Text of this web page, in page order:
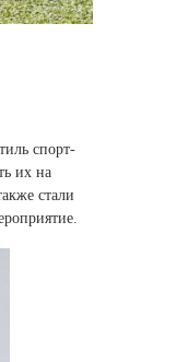
спорт-
их на
стали